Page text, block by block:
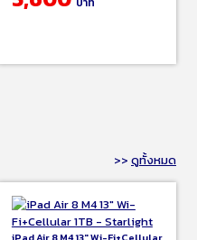
>> ดูทั้งหมด
iPad Air 8 M4 13″ Wi-Fi+Cellular